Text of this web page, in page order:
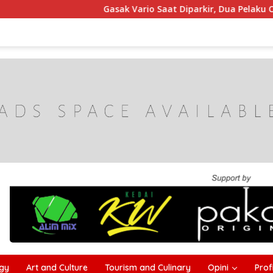
Gasak Vario Saat Diparkir, Dua Pelaku Curanmor di
Art and Culture Tourism and Culinary Opini